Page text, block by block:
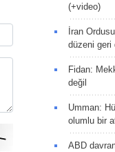
(+video)
İran
düzeni geri
Fidan:
değil
Umman:
olumlu bir
ABD